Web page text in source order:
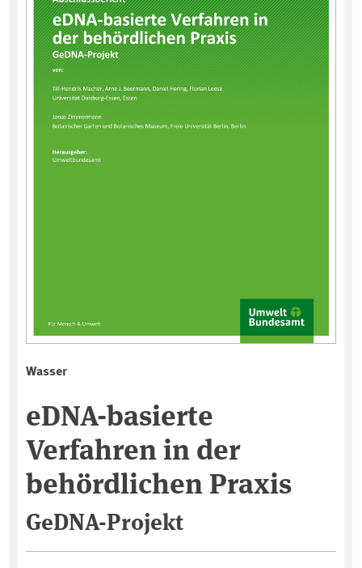
Wasser
eDNA-basierte
Verfahren in der
behördlichen Praxis
GeDNA-Projekt